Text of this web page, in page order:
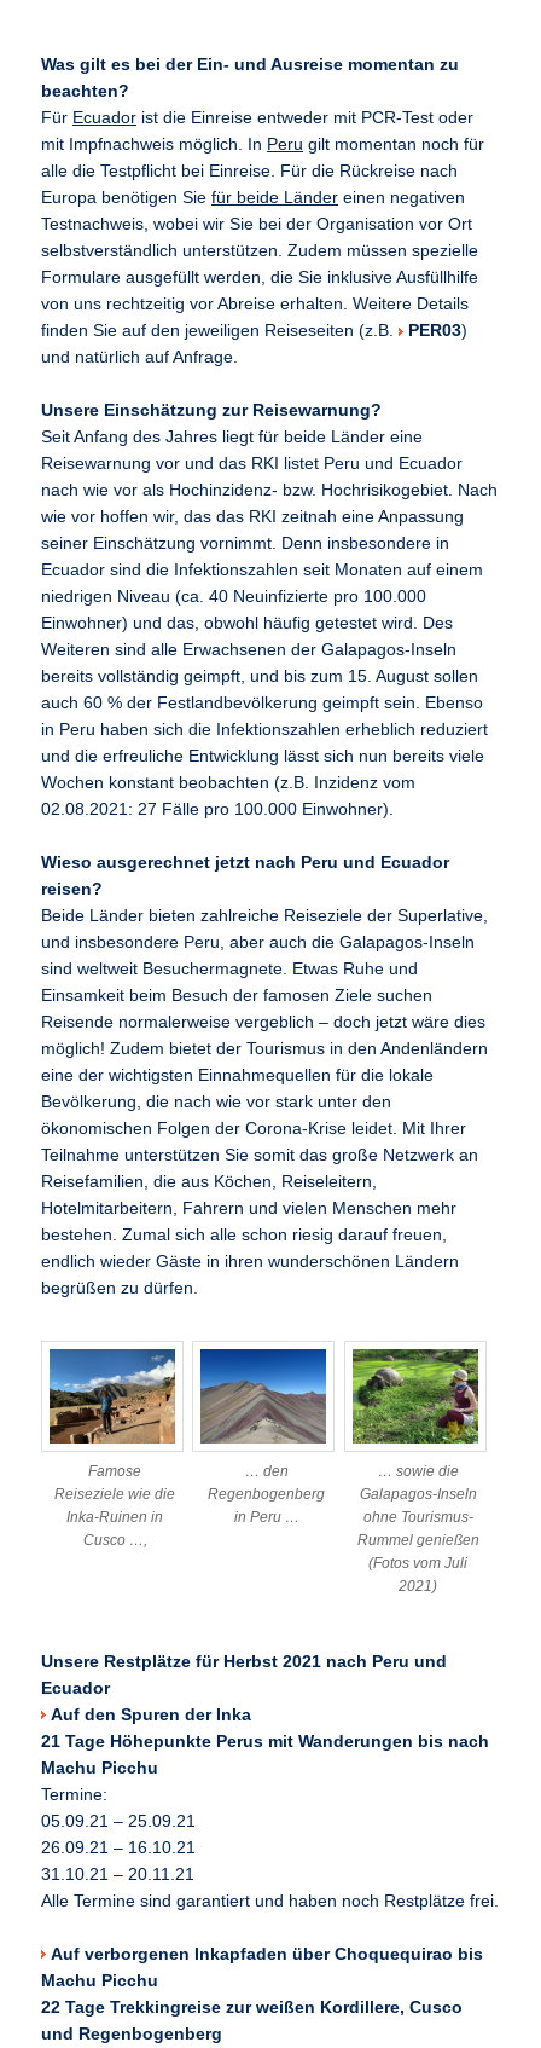
Was gilt es bei der Ein- und Ausreise momentan zu
beachten?
Für Ecuador ist die Einreise entweder mit PCR-Test oder
mit Impfnachweis möglich. In Peru gilt momentan noch für
alle die Testpflicht bei Einreise. Für die Rückreise nach
Europa benötigen Siefür beide Länder einen negativen
Testnachweis, wobei wir Sie bei der Organisation vor Ort
selbstverständlich unterstützen. Zudem müssen spezielle
Formulare ausgefüllt werden, die Sie inklusive Ausfüllhilfe
von uns rechtzeitig vor Abreise erhalten. Weitere Details
finden Sie auf den jeweiligen Reiseseiten (z.B.
PER03)
und natürlich auf Anfrage.
Unsere Einschätzung zur Reisewarnung?
Seit Anfang des Jahres liegt für beide Länder eine
Reisewarnung vor und das RKI listet Peru und Ecuador
nach wie vor als Hochinzidenz- bzw. Hochrisikogebiet. Nach
wie vor hoffen wir, das das RKI zeitnah eine Anpassung
seiner Einschätzung vornimmt. Denn insbesondere in
Ecuador sind die Infektionszahlen seit Monaten auf einem
niedrigen Niveau (ca. 40 Neuinfizierte pro 100.000
Einwohner) und das, obwohl häufig getestet wird. Des
Weiteren sind alle Erwachsenen der Galapagos-Inseln
bereits vollständig geimpft, und bis zum 15. August sollen
auch 60 % der Festlandbevölkerung geimpft sein. Ebenso
in Peru haben sich die Infektionszahlen erheblich reduziert
und die erfreuliche Entwicklung lässt sich nun bereits viele
Wochen konstant beobachten (z.B. Inzidenz vom
02.08.2021: 27 Fälle pro 100.000 Einwohner).
Wieso ausgerechnet jetzt nach Peru und Ecuador
reisen?
Beide Länder bieten zahlreiche Reiseziele der Superlative,
und insbesondere Peru, aber auch die Galapagos-Inseln
sind weltweit Besuchermagnete. Etwas Ruhe und
Einsamkeit beim Besuch der famosen Ziele suchen
Reisende normalerweise vergeblich – doch jetzt wäre dies
möglich! Zudem bietet der Tourismus in den Andenländern
eine der wichtigsten Einnahmequellen für die lokale
Bevölkerung, die nach wie vor stark unter den
ökonomischen Folgen der Corona-Krise leidet. Mit Ihrer
Teilnahme unterstützen Sie somit das große Netzwerk an
Reisefamilien, die aus Köchen, Reiseleitern,
Hotelmitarbeitern, Fahrern und vielen Menschen mehr
bestehen. Zumal sich alle schon riesig darauf freuen,
endlich wieder Gäste in ihren wunderschönen Ländern
begrüßen zu dürfen.
Famose
Reiseziele wie die
Inka-Ruinen in
Cusco …,
… den
Regenbogenberg
in Peru …
… sowie die
Galapagos-Inseln
ohne Tourismus-
Rummel genießen
(Fotos vom Juli
2021)
Unsere Restplätze für Herbst 2021 nach Peru und
Ecuador
Auf den Spuren der Inka
21 Tage Höhepunkte Perus mit Wanderungen bis nach
Machu Picchu
Termine:
05.09.21 – 25.09.21
26.09.21 – 16.10.21
31.10.21 – 20.11.21
Alle Termine sind garantiert und haben noch Restplätze frei.
Auf verborgenen Inkapfaden über Choquequirao bis
Machu Picchu
22 Tage Trekkingreise zur weißen Kordillere, Cusco
und Regenbogenberg